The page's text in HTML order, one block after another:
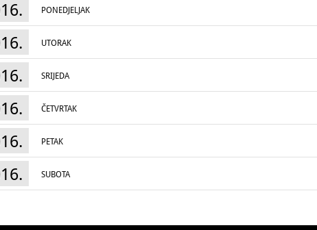
Predavanje u srijedu, 18.05., u 14 sati
originalni dokumenti HDA – nacrti, karte,
PONEDJELJAK
UTORAK
SRIJEDA
ČETVRTAK
PETAK
SUBOTA